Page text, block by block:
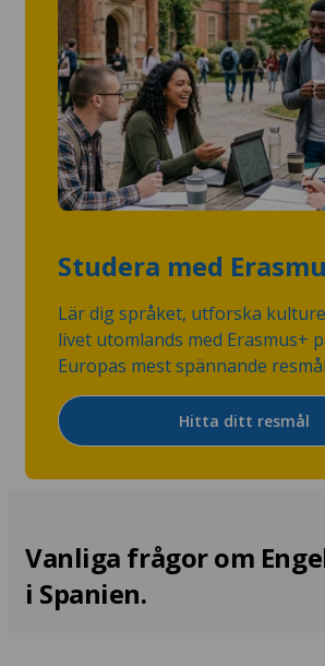
Studera med
Lär dig språket, utforska
livet utomlands med Erasmus+
Europas mest spännande
Hitta ditt resmål
Vanliga frågor om
i Spanien.